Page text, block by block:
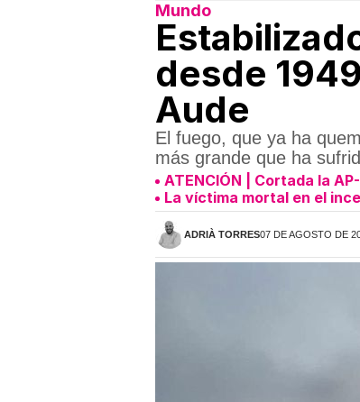
Mundo
desde
Aude
El fuego, que ya ha
más grande que ha
ATENCIÓN | Cortada la
La víctima mortal en el
ADRIÀ TORRES07 DE AGOSTO DE